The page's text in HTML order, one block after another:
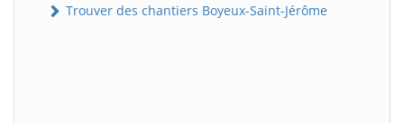
Trouver des chantiers Boyeux-Saint-Jérôme